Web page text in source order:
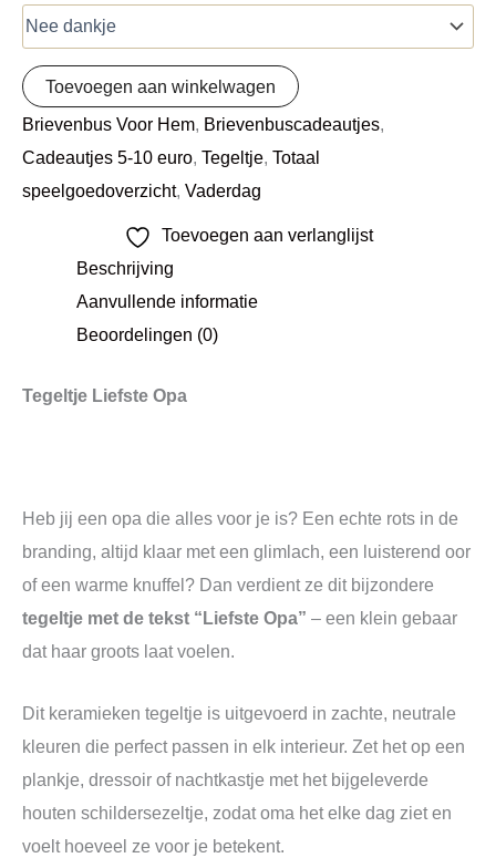
Toevoegen aan winkelwagen
Brievenbus Voor Hem, Brievenbuscadeautjes,
Cadeautjes 5-10 euro, Tegeltje, Totaal
speelgoedoverzicht, Vaderdag
Toevoegen aan verlanglijst
Beschrijving
Aanvullende informatie
Beoordelingen (0)
Tegeltje Liefste Opa
Heb jij een opa die alles voor je is? Een echte rots in de
branding, altijd klaar met een glimlach, een luisterend oor
of een warme knuffel? Dan verdient ze dit bijzondere
tegeltje met de tekst “Liefste Opa” – een klein gebaar
dat haar groots laat voelen.
Dit keramieken tegeltje is uitgevoerd in zachte, neutrale
kleuren die perfect passen in elk interieur. Zet het op een
plankje, dressoir of nachtkastje met het bijgeleverde
houten schildersezeltje, zodat oma het elke dag ziet en
voelt hoeveel ze voor je betekent.